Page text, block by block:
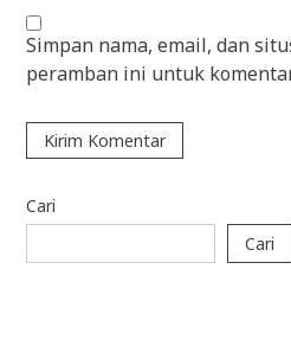
Simpan nama, email, dan
peramban ini untuk
Cari
Cari